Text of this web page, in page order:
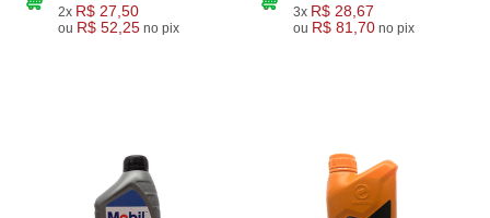
2x R$ 27,50
ou R$ 52,25 no pix
3x R$ 28,67
ou R$ 81,70 no pix